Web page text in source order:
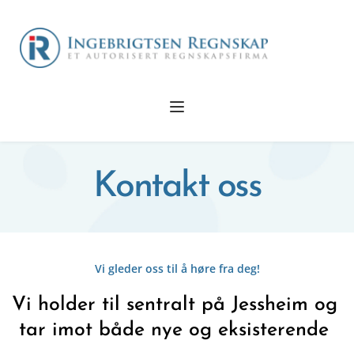
Kontakt oss
Vi gleder oss til å høre fra deg!
Vi holder til sentralt på Jessheim og
tar imot både nye og eksisterende